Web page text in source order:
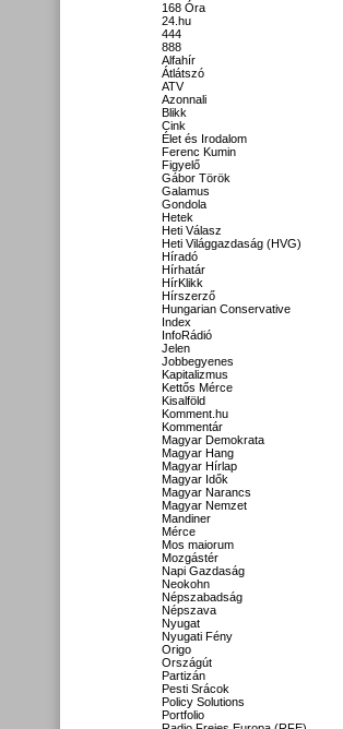
168 Óra
24.hu
444
888
Alfahír
Átlátszó
ATV
Azonnali
Blikk
Cink
Élet és Irodalom
Ferenc Kumin
Figyelő
Gábor Török
Galamus
Gondola
Hetek
Heti Válasz
Heti Világgazdaság (HVG)
Híradó
Hírhatár
HírKlikk
Hírszerző
Hungarian Conservative
Index
InfoRádió
Jelen
Jobbegyenes
Kapitalizmus
Kettős Mérce
Kisalföld
Komment.hu
Kommentár
Magyar Demokrata
Magyar Hang
Magyar Hírlap
Magyar Idők
Magyar Narancs
Magyar Nemzet
Mandiner
Mérce
Mos maiorum
Mozgástér
Napi Gazdaság
Neokohn
Népszabadság
Népszava
Nyugat
Nyugati Fény
Origo
Országút
Partizán
Pesti Srácok
Policy Solutions
Portfolio